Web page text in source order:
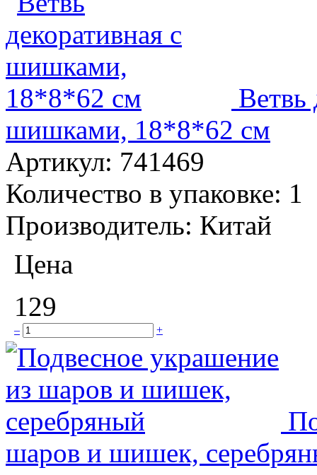
Ветвь
шишками, 18*8*62 см
Артикул: 741469
Количество в упаковке: 1
Производитель: Китай
Цена
129
– +
шаров и шишек,